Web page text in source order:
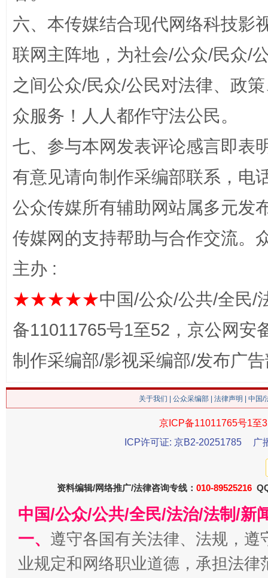
在谋一域中谋全局
生
六、本传媒结合现代网络科技影
联网主阵地，为社会/公众/民众/
之间公众/民众/公民对法律、政
众服务！人人都作守法公民。
七、参与本网发表评论感言即表
有意见请向制作采编部联系，电
公众传媒所有辅助网站属多元发
传媒网的支持帮助与合作交流。
主办 :
★★★★★中国/公众/公共/全民/
备11011765号1至52，京公网安
制作采编部/影视采编部/发布广
关于我们 公众采编部 法律声明 | 中国
京ICP备11011765号1至
ICP许可证: 京B2-20251785
广
资料编辑/网络推广/法律咨询专线： 010-89525216
中国/公众/公共/全民/法治/法制/新
一、 遵守各国有关法律、法规，
业规定和网络职业道德，承担法